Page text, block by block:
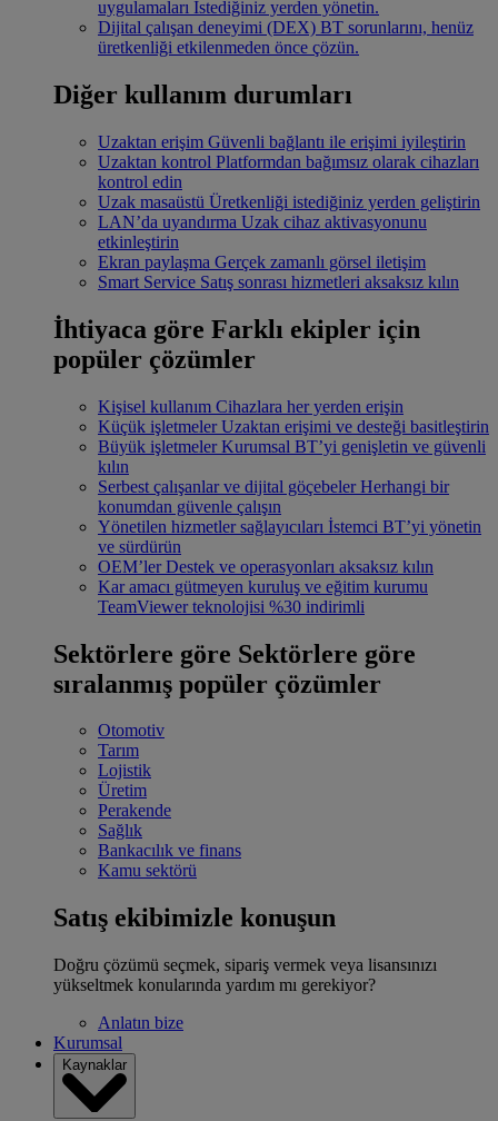
uygulamaları İstediğiniz yerden yönetin.
Dijital çalışan deneyimi (DEX) BT sorunlarını, henüz
üretkenliği etkilenmeden önce çözün.
Diğer kullanım durumları
Uzaktan erişim Güvenli bağlantı ile erişimi iyileştirin
Uzaktan kontrol Platformdan bağımsız olarak cihazları
kontrol edin
Uzak masaüstü Üretkenliği istediğiniz yerden geliştirin
LAN’da uyandırma Uzak cihaz aktivasyonunu
etkinleştirin
Ekran paylaşma Gerçek zamanlı görsel iletişim
Smart Service Satış sonrası hizmetleri aksaksız kılın
İhtiyaca göre Farklı ekipler için
popüler çözümler
Kişisel kullanım Cihazlara her yerden erişin
Küçük işletmeler Uzaktan erişimi ve desteği basitleştirin
Büyük işletmeler Kurumsal BT’yi genişletin ve güvenli
kılın
Serbest çalışanlar ve dijital göçebeler Herhangi bir
konumdan güvenle çalışın
Yönetilen hizmetler sağlayıcıları İstemci BT’yi yönetin
ve sürdürün
OEM’ler Destek ve operasyonları aksaksız kılın
Kar amacı gütmeyen kuruluş ve eğitim kurumu
TeamViewer teknolojisi %30 indirimli
Sektörlere göre Sektörlere göre
sıralanmış popüler çözümler
Otomotiv
Tarım
Lojistik
Üretim
Perakende
Sağlık
Bankacılık ve finans
Kamu sektörü
Satış ekibimizle konuşun
Doğru çözümü seçmek, sipariş vermek veya lisansınızı
yükseltmek konularında yardım mı gerekiyor?
Anlatın bize
Kurumsal
Kaynaklar